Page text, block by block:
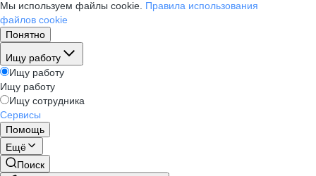
Мы используем файлы cookie. Правила использования
файлов cookie
Понятно
Ищу работу
Ищу работу
Ищу работу
Ищу сотрудника
Сервисы
Помощь
Ещё
Поиск